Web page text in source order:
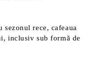
sezonul rece, cafeaua
inclusiv sub formă de